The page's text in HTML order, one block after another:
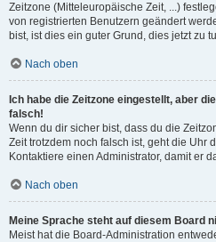
Zeitzone (Mitteleuropäische Zeit, ...)
von registrierten Benutzern geändert
bist, ist dies ein guter Grund, dies jetzt zu
Nach oben
Ich habe die Zeitzone eingestellt, aber
falsch!
Wenn du dir sicher bist, dass du die
Zeit trotzdem noch falsch ist, geht die Uhr
Kontaktiere einen Administrator, damit er
Nach oben
Meine Sprache steht auf diesem Board
Meist hat die Board-Administration